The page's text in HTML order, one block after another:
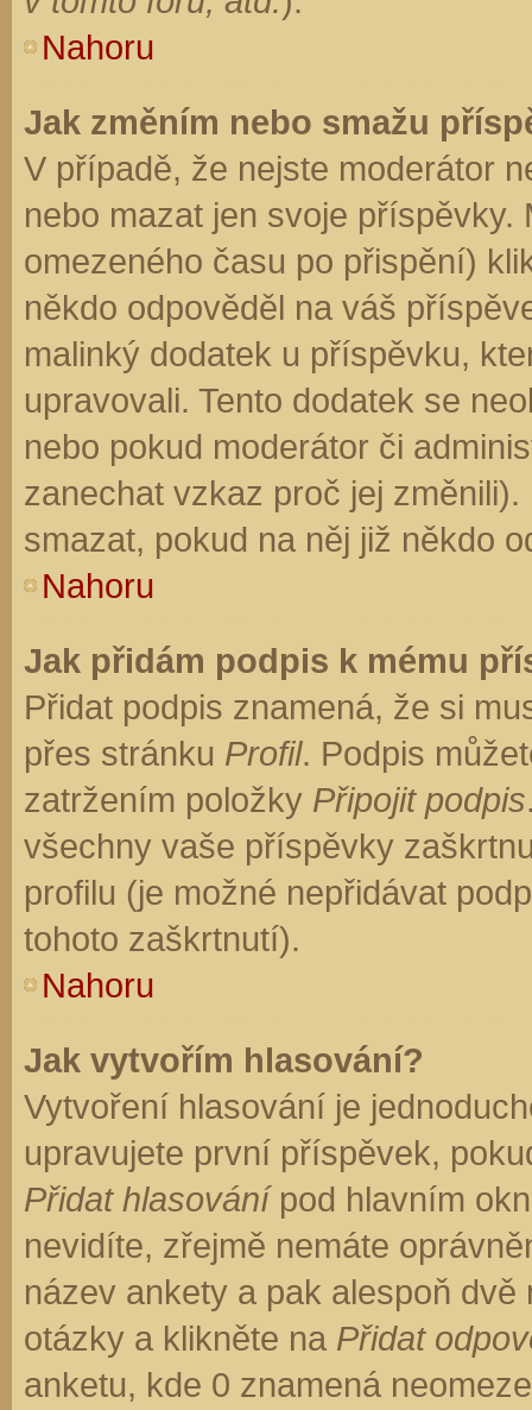
Nahoru
Jak změním nebo smažu
V případě, že nejste moderátor
nebo mazat jen svoje
omezeného času po přispění)
někdo odpověděl na váš
malinký dodatek u příspěvku,
upravovali. Tento dodatek se
nebo pokud moderátor či
zanechat vzkaz proč jej
smazat, pokud na něj již někdo
Nahoru
Jak přidám podpis k mému
Přidat podpis znamená, že si
přes stránku Profil. Podpis
zatržením položky Připojit podpis
všechny vaše příspěvky
profilu (je možné nepřidávat
tohoto zaškrtnutí).
Nahoru
Jak vytvořím hlasování?
Vytvoření hlasování je
upravujete první příspěvek,
Přidat hlasovánípod hlavním
nevidíte, zřejmě nemáte
název ankety a pak alespoň
otázky a klikněte na Přidat
anketu, kde 0 znamená